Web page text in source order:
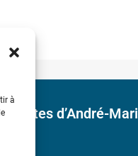
à
d’André-